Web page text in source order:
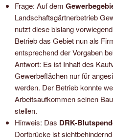
Frage: Auf dem
Landschaftsgärtnerbetrieb
nutzt diese bislang
Betrieb das Gebiet nun als
entsprechend der Vorgaben
Antwort: Es ist Inhalt des
Gewerbeflächen nur für
werden. Der Betrieb konnte
Arbeitsaufkommen seinen
stellen.
Hinweis: Das DRK-
Dorfbrücke ist